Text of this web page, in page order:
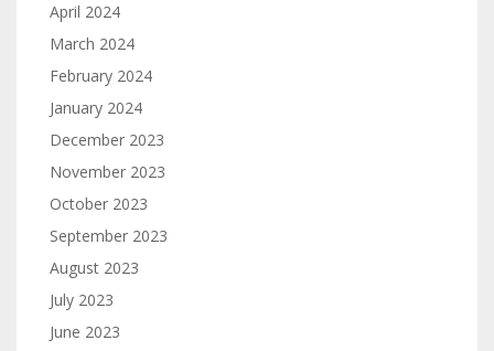
April 2024
March 2024
February 2024
January 2024
December 2023
November 2023
October 2023
September 2023
August 2023
July 2023
June 2023